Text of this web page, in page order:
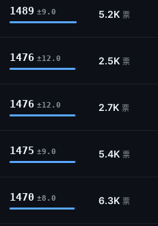
1489 ±9.0 5.2K 票
1476 ±12.0 2.5K 票
1476 ±12.0 2.7K 票
1475 ±9.0 5.4K 票
1470 ±8.0 6.3K 票